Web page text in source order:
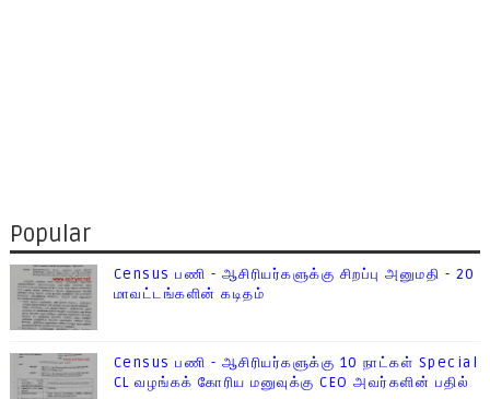
Popular
Census பணி - ஆசிரியர்களுக்கு சிறப்பு அனுமதி - 20
மாவட்டங்களின் கடிதம்
Census பணி - ஆசிரியர்களுக்கு 10 நாட்கள் Special
CL வழங்கக் கோரிய மனுவுக்கு CEO அவர்களின் பதில்